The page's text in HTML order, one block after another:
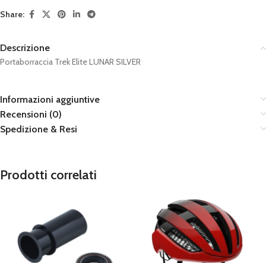
Share:
Descrizione
Portaborraccia Trek Elite LUNAR SILVER
Informazioni aggiuntive
Recensioni (0)
Spedizione & Resi
Prodotti correlati